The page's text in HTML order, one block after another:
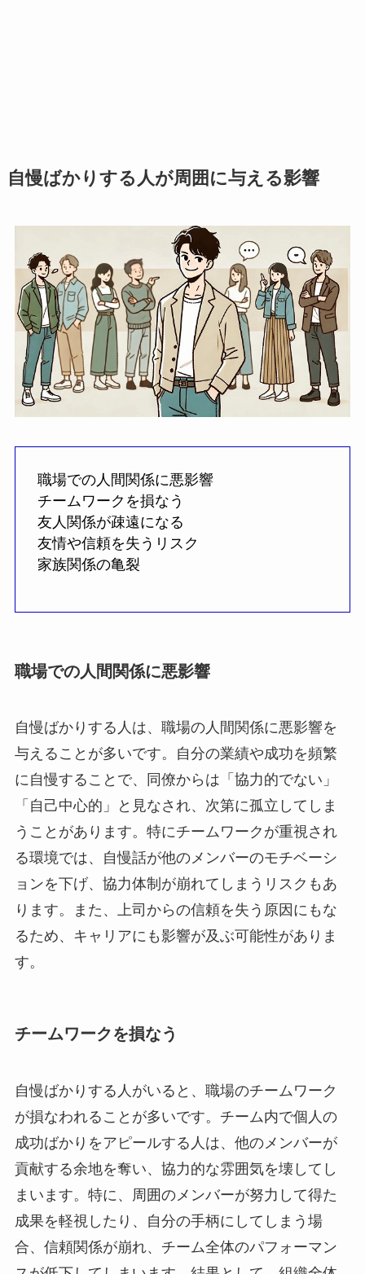
自慢ばかりする人が周囲に与える影響
職場での人間関係に悪影響
チームワークを損なう
友人関係が疎遠になる
友情や信頼を失うリスク
家族関係の亀裂
職場での人間関係に悪影響
自慢ばかりする人は、職場の人間関係に悪影響を
与えることが多いです。自分の業績や成功を頻繁
に自慢することで、同僚からは「協力的でない」
「自己中心的」と見なされ、次第に孤立してしま
うことがあります。特にチームワークが重視され
る環境では、自慢話が他のメンバーのモチベーシ
ョンを下げ、協力体制が崩れてしまうリスクもあ
ります。また、上司からの信頼を失う原因にもな
るため、キャリアにも影響が及ぶ可能性がありま
す。
チームワークを損なう
自慢ばかりする人がいると、職場のチームワーク
が損なわれることが多いです。チーム内で個人の
成功ばかりをアピールする人は、他のメンバーが
貢献する余地を奪い、協力的な雰囲気を壊してし
まいます。特に、周囲のメンバーが努力して得た
成果を軽視したり、自分の手柄にしてしまう場
合、信頼関係が崩れ、チーム全体のパフォーマン